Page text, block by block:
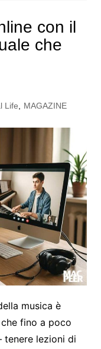
con il
che
Life MAGAZINE
musica è
fino a poco
tenere lezioni di